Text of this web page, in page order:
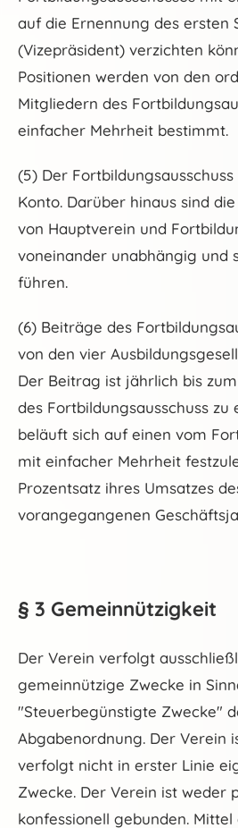
auf die Ernennung des ersten
(Vizepräsident) verzichten
Positionen werden von den
Mitgliedern des
einfacher Mehrheit bestimmt.
(5) Der
Konto. Darüber hinaus sind
von Hauptverein und
voneinander unabhängig und
führen.
(6) Beiträge des
von den vier
Der Beitrag ist jährlich bis
des Fortbildungsausschuss
beläuft sich auf einen vom
mit einfacher Mehrheit
Prozentsatz ihres Umsatzes
vorangegangenen
§ 3 Gemeinnützigkeit
Der Verein verfolgt
gemeinnützige Zwecke in
"Steuerbegünstigte Zwecke"
Abgabenordnung. Der Verein
verfolgt nicht in erster Linie
Zwecke. Der Verein ist weder
konfessionell gebunden.